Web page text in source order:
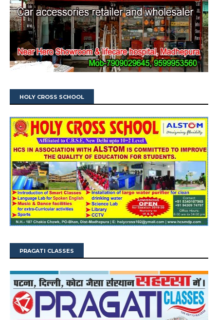
HOLY CROSS SCHOOL
PRAGATI CLASSES